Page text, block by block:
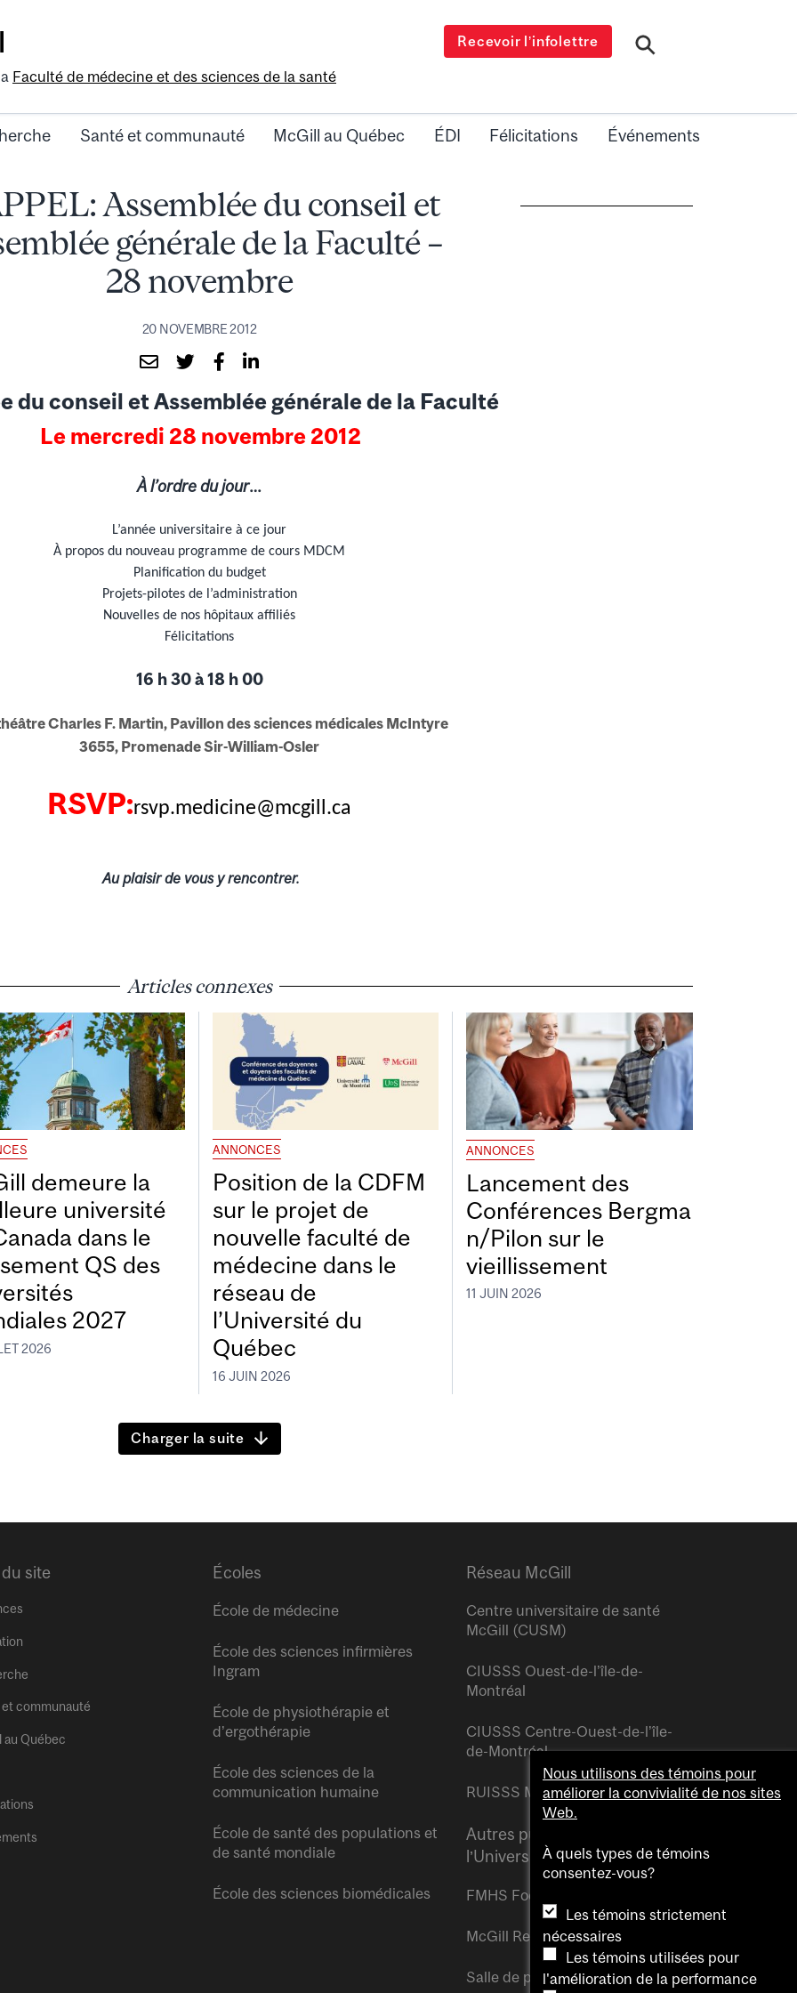
Faculté de médecine et des sciences de la santé
Recevoir l’infolettre
Santé et communauté McGill au Québec ÉDI Félicitations Événements
Assemblée du conseil et
générale de la Faculté –
28 novembre
20 NOVEMBRE 2012
du conseil et Assemblée générale de la Faculté
Le mercredi 28 novembre 2012
À l’ordre du jour…
L’année universitaire à ce jour
À propos du nouveau programme de cours MDCM
Planification du budget
Projets-pilotes de l’administration
Nouvelles de nos hôpitaux affiliés
Félicitations
16 h 30 à 18 h 00
Charles F. Martin, Pavillon des sciences médicales McIntyre
3655, Promenade Sir-William-Osler
RSVP:rsvp.medicine@mcgill.ca
Au plaisir de vous y rencontrer.
Articles connexes
demeure la
université
dans le
QS des
2027
2026
ANNONCES
Position de la CDFM
sur le projet de
nouvelle faculté de
médecine dans le
réseau de
l’Université du
Québec
16 JUIN 2026
ANNONCES
Lancement des
Conférences Bergma
n/Pilon sur le
vieillissement
11 JUIN 2026
Charger la suite
site
communauté
au Québec
Écoles
École de médecine
École des sciences infirmières
Ingram
École de physiothérapie et
d’ergothérapie
École des sciences de la
communication humaine
École de santé des populations et
de santé mondiale
École des sciences biomédicales
Réseau McGill
Centre universitaire de santé
McGill (CUSM)
CIUSSS Ouest-de-l’île-de-
Montréal
CIUSSS Centre-Ouest-de-l’île-
de-Montréal
RUISSS McGill
Autres publications de
l’Université McGill
FMHS Focus
McGill Reporter
Salle de presse McGill
Nous utilisons des témoins pour
améliorer la convivialité de nos sites
Web.
À quels types de témoins
consentez-vous?
Les témoins strictement
nécessaires
Les témoins utilisées pour
l'amélioration de la performance